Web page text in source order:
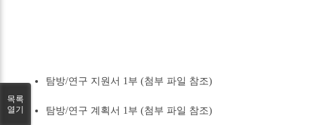
탐방/연구 지원서 1부 (첨부 파일 참조)
탐방/연구 계획서 1부 (첨부 파일 참조)
목록
열기